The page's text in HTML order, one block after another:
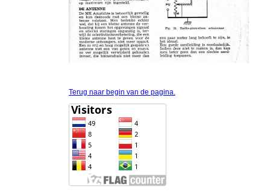
Terug naar begin van de pagina.